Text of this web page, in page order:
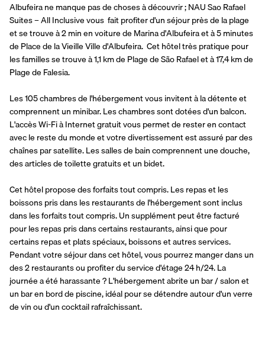
Albufeira ne manque pas de choses à découvrir ; NAU Sao Rafael
Suites – All Inclusive vous  fait profiter d'un séjour près de la plage
et se trouve à 2 min en voiture de Marina d'Albufeira et à 5 minutes
de Place de la Vieille Ville d'Albufeira.  Cet hôtel très pratique pour
les familles se trouve à 1,1 km de Plage de São Rafael et à 17,4 km de
Plage de Falesia.
Les 105 chambres de l'hébergement vous invitent à la détente et
comprennent un minibar. Les chambres sont dotées d'un balcon.
L'accès Wi-Fi à Internet gratuit vous permet de rester en contact
avec le reste du monde et votre divertissement est assuré par des
chaînes par satellite. Les salles de bain comprennent une douche,
des articles de toilette gratuits et un bidet.
Cet hôtel propose des forfaits tout compris. Les repas et les
boissons pris dans les restaurants de l'hébergement sont inclus
dans les forfaits tout compris. Un supplément peut être facturé
pour les repas pris dans certains restaurants, ainsi que pour
certains repas et plats spéciaux, boissons et autres services.
Pendant votre séjour dans cet hôtel, vous pourrez manger dans un
des 2 restaurants ou profiter du service d'étage 24 h/24. La
journée a été harassante ? L'hébergement abrite un bar / salon et
un bar en bord de piscine, idéal pour se détendre autour d'un verre
de vin ou d'un cocktail rafraîchissant.